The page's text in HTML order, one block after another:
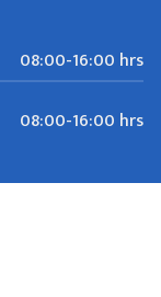
08:00-16:00 hrs
08:00-16:00 hrs